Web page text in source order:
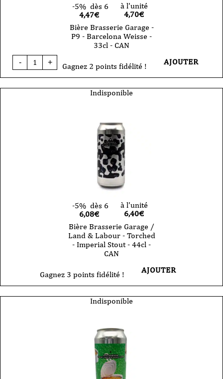
-5% dès 6
4,47€
à l'unité
4,70€
Bière Brasserie Garage -
P9 - Barcelona Weisse -
33cl - CAN
-
quantité
de
Garage
+ Gagnez 2 points fidélité ! AJOUTER
Indisponible
-5% dès 6
6,08€
à l'unité
6,40€
Bière Brasserie Garage /
Land & Labour - Torched
- Imperial Stout - 44cl -
CAN
Gagnez 3 points fidélité ! AJOUTER
Indisponible